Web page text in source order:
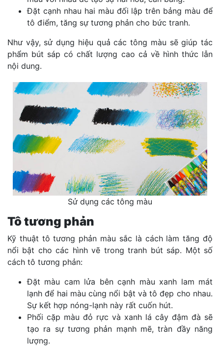
Đặt cạnh nhau hai màu đối lập trên bảng màu để
tô điểm, tăng sự tương phản cho bức tranh.
Như vậy, sử dụng hiệu quả các tông màu sẽ giúp tác
phẩm bút sáp có chất lượng cao cả về hình thức lẫn
nội dung.
Sử dụng các tông màu
Tô tương phản
Kỹ thuật tô tương phản màu sắc là cách làm tăng độ
nổi bật cho các hình vẽ trong tranh bút sáp. Một số
cách tô tương phản:
Đặt màu cam lửa bên cạnh màu xanh lam mát
lạnh để hai màu cùng nổi bật và tô đẹp cho nhau.
Sự kết hợp nóng-lạnh này rất cuốn hút.
Phối cặp màu đỏ rực và xanh lá cây đậm đà sẽ
tạo ra sự tương phản mạnh mẽ, tràn đầy năng
lượng.